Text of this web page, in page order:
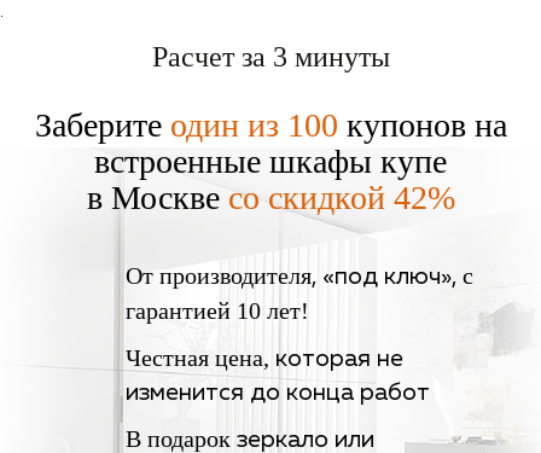
.
Расчет за 3 минуты
Заберите один из 100 купонов на
встроенные шкафы купе
в Москве со скидкой 42%
От производителя, «под ключ», с
гарантией 10 лет!
Честная цена, которая не
изменится до конца работ
В подарок зеркало или